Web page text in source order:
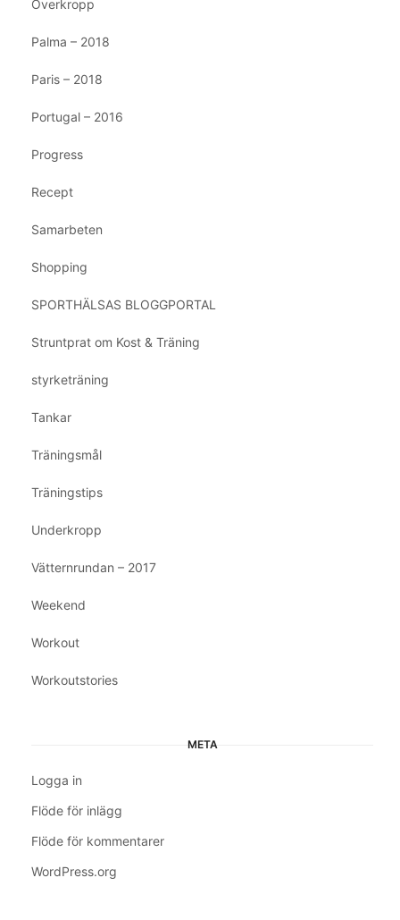
Överkropp
Palma – 2018
Paris – 2018
Portugal – 2016
Progress
Recept
Samarbeten
Shopping
SPORTHÄLSAS BLOGGPORTAL
Struntprat om Kost & Träning
styrketräning
Tankar
Träningsmål
Träningstips
Underkropp
Vätternrundan – 2017
Weekend
Workout
Workoutstories
META
Logga in
Flöde för inlägg
Flöde för kommentarer
WordPress.org